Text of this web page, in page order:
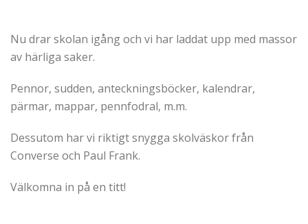
Nu drar skolan igång och vi har laddat upp med massor
av härliga saker.
Pennor, sudden, anteckningsböcker, kalendrar,
pärmar, mappar, pennfodral, m.m.
Dessutom har vi riktigt snygga skolväskor från
Converse och Paul Frank.
Välkomna in på en titt!